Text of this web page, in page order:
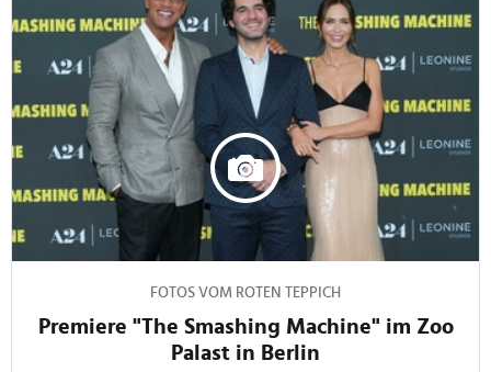
FOTOS VOM ROTEN TEPPICH
Premiere "The Smashing Machine" im Zoo
Palast in Berlin